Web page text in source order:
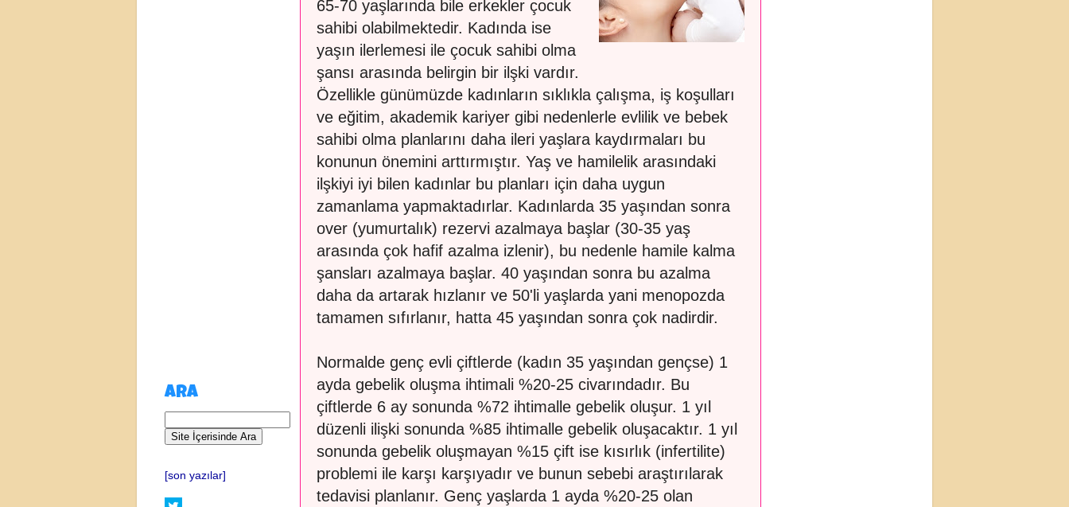
65-70 yaşlarında bile erkekler çocuk
sahibi olabilmektedir. Kadında ise
yaşın ilerlemesi ile çocuk sahibi olma
şansı arasında belirgin bir ilşki vardır.
Özellikle günümüzde kadınların sıklıkla çalışma, iş koşulları
ve eğitim, akademik kariyer gibi nedenlerle evlilik ve bebek
sahibi olma planlarını daha ileri yaşlara kaydırmaları bu
konunun önemini arttırmıştır. Yaş ve hamilelik arasındaki
ilşkiyi iyi bilen kadınlar bu planları için daha uygun
zamanlama yapmaktadırlar. Kadınlarda 35 yaşından sonra
over (yumurtalık) rezervi azalmaya başlar (30-35 yaş
arasında çok hafif azalma izlenir), bu nedenle hamile kalma
şansları azalmaya başlar. 40 yaşından sonra bu azalma
daha da artarak hızlanır ve 50'li yaşlarda yani menopozda
tamamen sıfırlanır, hatta 45 yaşından sonra çok nadirdir.
Normalde genç evli çiftlerde (kadın 35 yaşından gençse) 1
ayda gebelik oluşma ihtimali %20-25 civarındadır. Bu
çiftlerde 6 ay sonunda %72 ihtimalle gebelik oluşur. 1 yıl
düzenli ilişki sonunda %85 ihtimalle gebelik oluşacaktır. 1 yıl
sonunda gebelik oluşmayan %15 çift ise kısırlık (infertilite)
problemi ile karşı karşıyadır ve bunun sebebi araştırılarak
tedavisi planlanır. Genç yaşlarda 1 ayda %20-25 olan
ARA
[son yazılar]